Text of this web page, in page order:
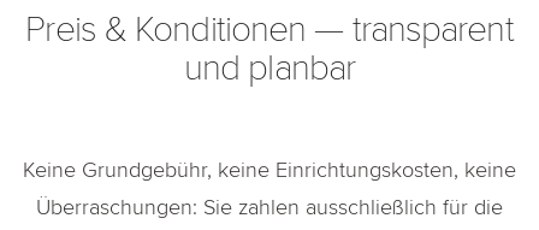
Preis & Konditionen — transparent
und planbar
Keine Grundgebühr, keine Einrichtungskosten, keine
Überraschungen: Sie zahlen ausschließlich für die